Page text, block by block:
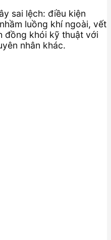
sai lệch: điều kiện
luồng khí ngoài, vết
đồng khói kỹ thuật với
nhân khác.